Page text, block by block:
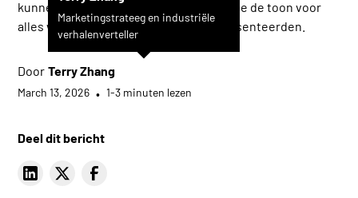
kunnen presteren. Die verwachting zette de toon voor
alles wat we op onze stand in HAL 8 presenteerden.
Door
Marketingstrateeg en industriële
verhalenverteller
Terry Zhang
March 13, 2026 • 1-3 minuten lezen
Deel dit bericht